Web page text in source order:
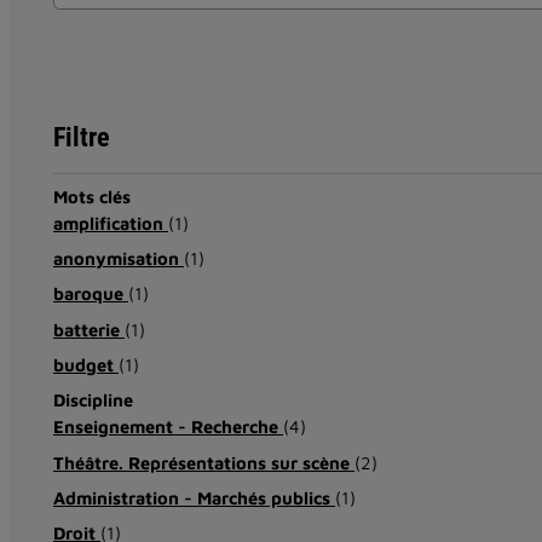
Filtre
Mots clés
amplification (1)
anonymisation (1)
baroque (1)
batterie (1)
budget (1)
Discipline
Enseignement - Recherche (4)
Théâtre. Représentations sur scène (2)
Administration - Marchés publics (1)
Droit (1)